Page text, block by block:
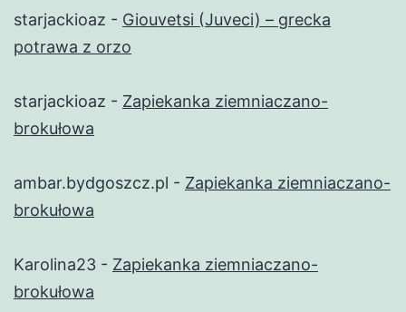
starjackioaz - Giouvetsi (Juveci) – grecka
potrawa z orzo
starjackioaz - Zapiekanka ziemniaczano-
brokułowa
ambar.bydgoszcz.pl - Zapiekanka ziemniaczano-
brokułowa
Karolina23 - Zapiekanka ziemniaczano-
brokułowa